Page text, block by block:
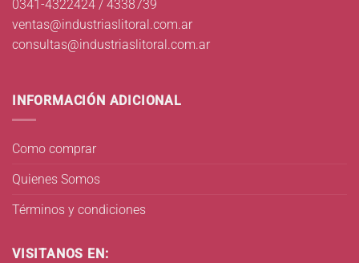
0341-4322424 / 4338739
ventas@industriaslitoral.com.ar
consultas@industriaslitoral.com.ar
INFORMACIÓN ADICIONAL
Como comprar
Quienes Somos
Términos y condiciones
VISITANOS EN: